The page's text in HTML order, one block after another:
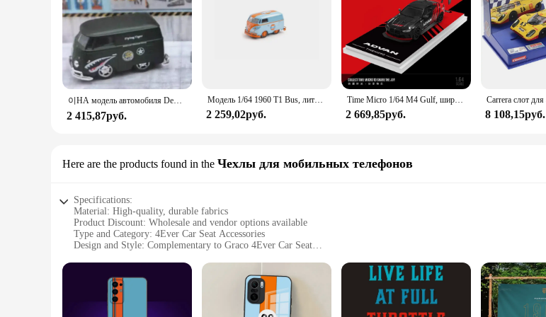
이НА модель автомобиля Demon King Auto 1:64 Gulf T1 Alloy
2 415,87руб.
Модель 1/64 1960 T1 Bus, литая под давлением модель автомобиля Gulf, стандартная коллекция, подарки
2 259,02руб.
Time Micro 1/64 M4 Gulf, широкий корпус, спортивный автомобиль, литая под давлением модель автомобиля, металлическое шасси, акриловый дисплей, коллекция моделей, украшения
2 669,85руб. 8 108,15руб.
Here are the products found in the Чехлы для мобильных телефонов
Specifications:
Material: High-quality, durable fabrics
Product Discount: Wholesale and vendor options available
Type and Category: 4Ever Car Seat Accessories
Design and Style: Complementary to Graco 4Ever Car Seat
Typical Adaptive Scenario: Suitable for various car models and seat configurations
Shape or Size or Weight or Quantity: Designed to fit Graco 4Ever Car Seat perfectly
Features: